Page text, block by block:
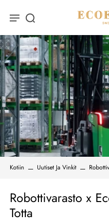
Kotiin Uutiset Ja Vinkit
Robottivarasto x
Totta